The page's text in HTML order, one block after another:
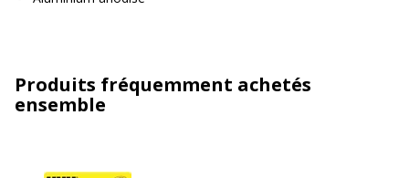
Produits fréquemment achetés
ensemble